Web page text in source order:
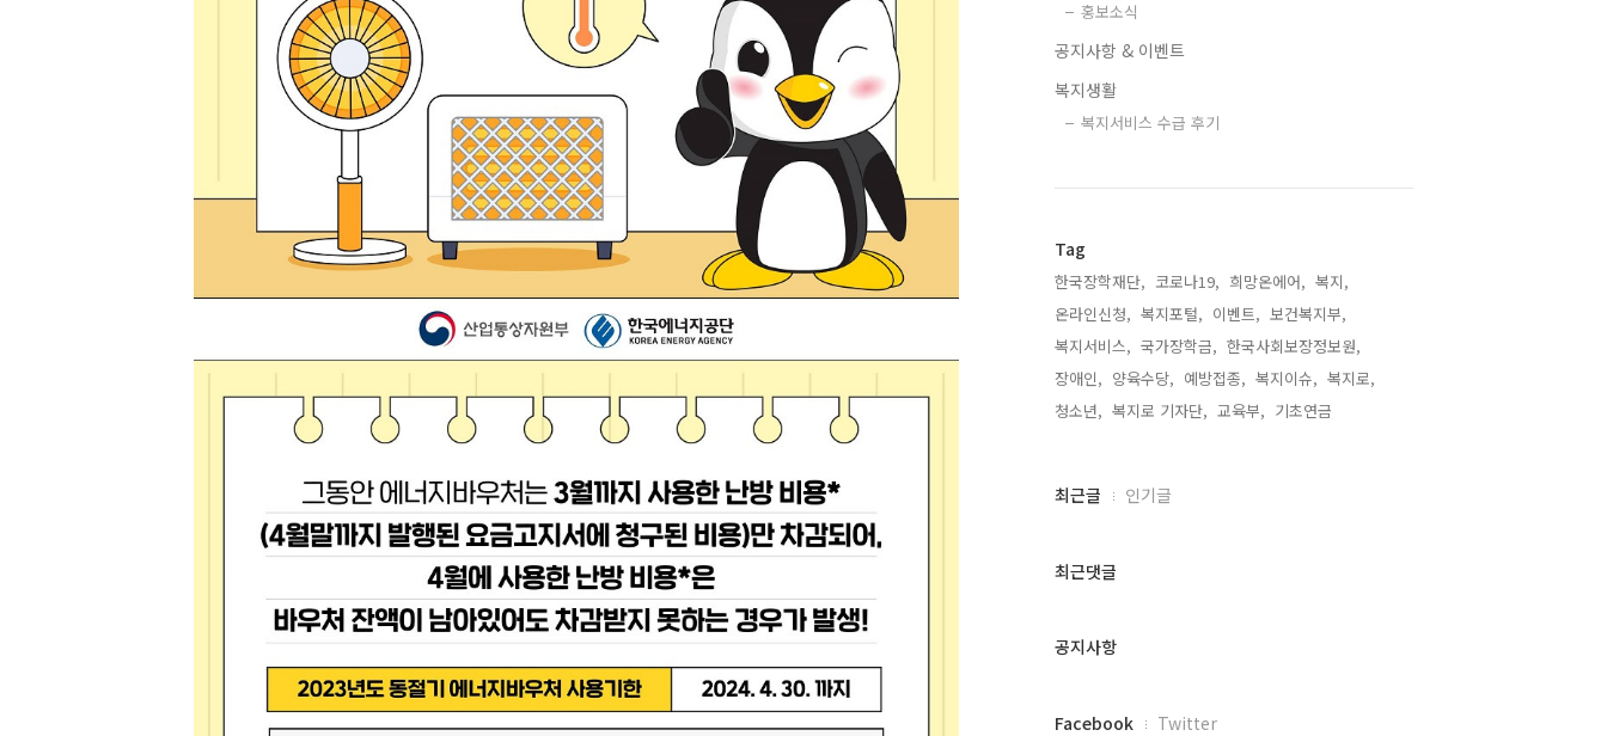
홍보소식
공지사항 & 이벤트
복지생활
복지서비스 수급 후기
Tag
한국장학재단, 코로나19, 희망온에어, 복지,
온라인신청, 복지포털, 이벤트, 보건복지부,
복지서비스, 국가장학금, 한국사회보장정보원,
장애인, 양육수당, 예방접종, 복지이슈, 복지로,
청소년, 복지로 기자단, 교육부, 기초연금,
최
과
글
최근글 인기글
최근댓글
공지사항
페
Facebook Twitter